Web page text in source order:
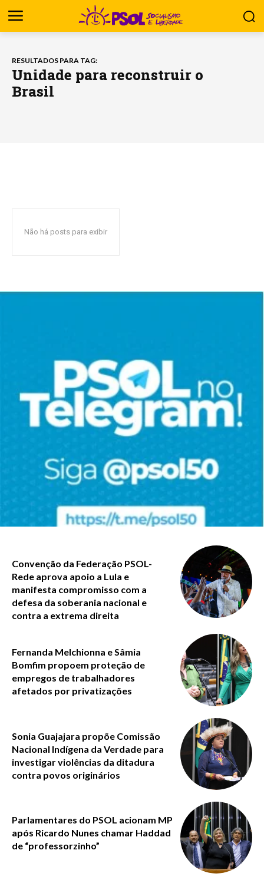
RESULTADOS PARA TAG:
Unidade para reconstruir o
Brasil
Não há posts para exibir
Convenção da Federação PSOL-
Rede aprova apoio a Lula e
manifesta compromisso com a
defesa da soberania nacional e
contra a extrema direita
Fernanda Melchionna e Sâmia
Bomfim propoem proteção de
empregos de trabalhadores
afetados por privatizações
Sonia Guajajara propõe Comissão
Nacional Indígena da Verdade para
investigar violências da ditadura
contra povos originários
Parlamentares do PSOL acionam MP
após Ricardo Nunes chamar Haddad
de “professorzinho”